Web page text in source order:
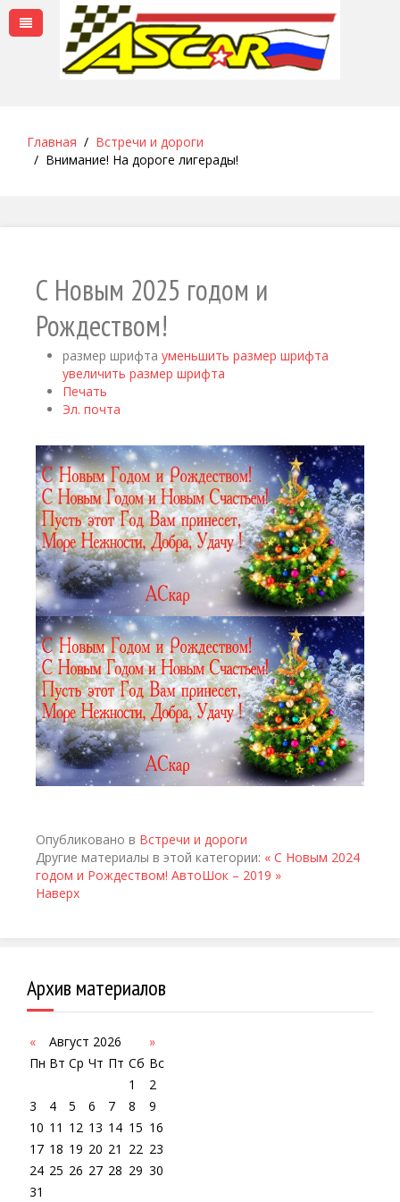
Главная
Встречи и дороги
Внимание! На дороге лигерады!
С Новым 2025 годом и
Рождеством!
размер шрифта уменьшить размер шрифта
увеличить размер шрифта
Печать
Эл. почта
Опубликовано в Встречи и дороги
Другие материалы в этой категории: « С Новым 2024
годом и Рождеством! АвтоШок – 2019 »
Наверх
Архив материалов
« Август 2026
»
Пн Вт Ср Чт Пт Сб Вс
1
2
3
4 5 6 7 8
9
10 11 12 13 14 15 16
17 18 19 20 21 22 23
24 25 26 27 28 29 30
31